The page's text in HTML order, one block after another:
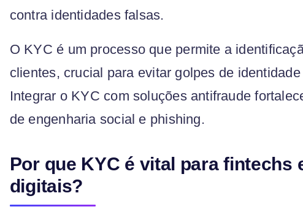
contra identidades falsas.
O KYC é um processo que permite a
clientes, crucial para evitar golpes de
Integrar o KYC com soluções antifraude
de engenharia social e phishing.
Por que KYC é vital para fintechs
digitais?